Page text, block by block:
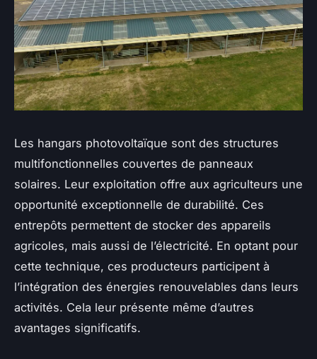
Les hangars photovoltaïque sont des structures
multifonctionnelles couvertes de panneaux
solaires. Leur exploitation offre aux agriculteurs une
opportunité exceptionnelle de durabilité. Ces
entrepôts permettent de stocker des appareils
agricoles, mais aussi de l’électricité. En optant pour
cette technique, ces producteurs participent à
l’intégration des énergies renouvelables dans leurs
activités. Cela leur présente même d’autres
avantages significatifs.